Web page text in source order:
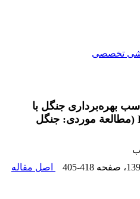
تخصصی
بهره‌برداری جنگل با
استفاده از مدل HEC-HMS (مطالعة موردی: جنگل
، صفحه 405-418
اصل مقاله